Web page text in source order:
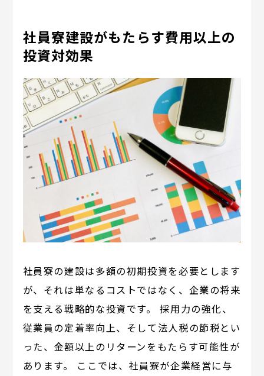
社員寮建設がもたらす費用以上の
投資対効果
社員寮の建設は多額の初期投資を必要とします
が、それは単なるコストではなく、企業の将来
を支える戦略的な投資です。 採用力の強化、
従業員の定着率向上、そして法人税の節税とい
った、金額以上のリターンをもたらす可能性が
あります。 ここでは、社員寮が企業経営に与